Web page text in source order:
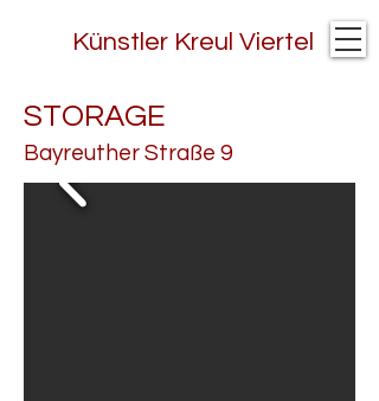
Künstler Kreul Viertel
STORAGE
Bayreuther Straße 9